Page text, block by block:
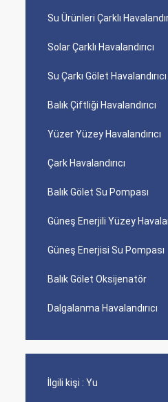
Su Ürünleri Çarklı
Solar Çarklı Havalandırıcı
Su Çarkı Gölet Havalandırıcı
Balık Çiftliği Havalandırıcı
Yüzer Yüzey Havalandırıcı
Çark Havalandırıcı
Balık Gölet Su Pompası
Güneş Enerjili Yüzey
Güneş Enerjisi Su Pompası
Balık Gölet Oksijenatör
Dalgalanma Havalandırıcı
İlgili kişi : Yu